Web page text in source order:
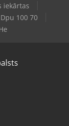
iekārtas
100 70